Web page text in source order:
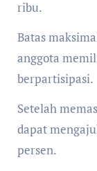
ribu.
Batas
anggota
berpartisipasi.
Setelah
dapat
persen.